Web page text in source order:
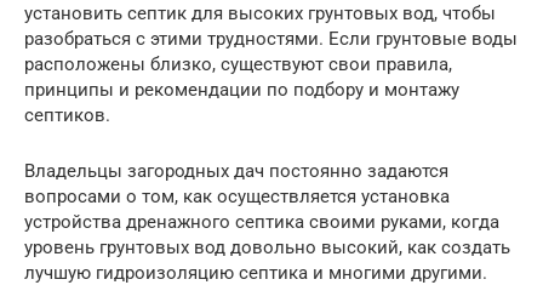
установить септик для высоких грунтовых вод, чтобы
разобраться с этими трудностями. Если грунтовые воды
расположены близко, существуют свои правила,
принципы и рекомендации по подбору и монтажу
септиков.
Владельцы загородных дач постоянно задаются
вопросами о том, как осуществляется установка
устройства дренажного септика своими руками, когда
уровень грунтовых вод довольно высокий, как создать
лучшую гидроизоляцию септика и многими другими.